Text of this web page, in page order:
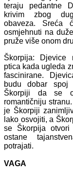
teraju pedantne
krivim zbog
obaveza.
osmjehnuti na
pruže više onom
Škorpija:
ptica kada ugleda
fascinirane.
budu dobar spoj
Škorpiji da se
romantičniju
je Škorpiji
lako osvojiti, a
se Škorpija
ostane
potrajati.
VAGA